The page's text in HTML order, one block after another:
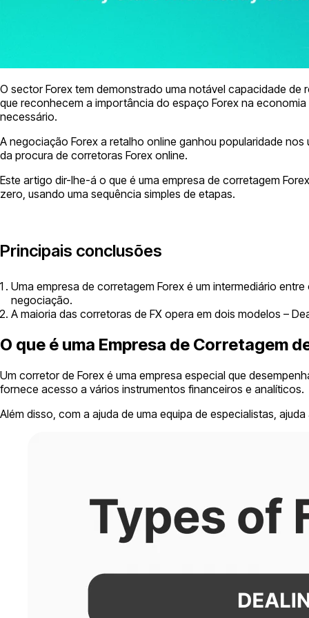
O sector Forex tem demonstrado uma notável capacidade
que reconhecem a importância do espaço Forex na
necessário.
A negociação Forex a retalho online ganhou popularidade
da procura de corretoras Forex online.
Este artigo dir-lhe-á o que é uma empresa de corretagem
zero, usando uma sequência simples de etapas.
Principais conclusões
Uma empresa de corretagem Forex é um intermediário
negociação.
A maioria das corretoras de FX opera em dois modelos –
O que é uma Empresa de Corretagem
Um corretor de Forex é uma empresa especial que
fornece acesso a vários instrumentos financeiros e analíticos.
Além disso, com a ajuda de uma equipa de especialistas,